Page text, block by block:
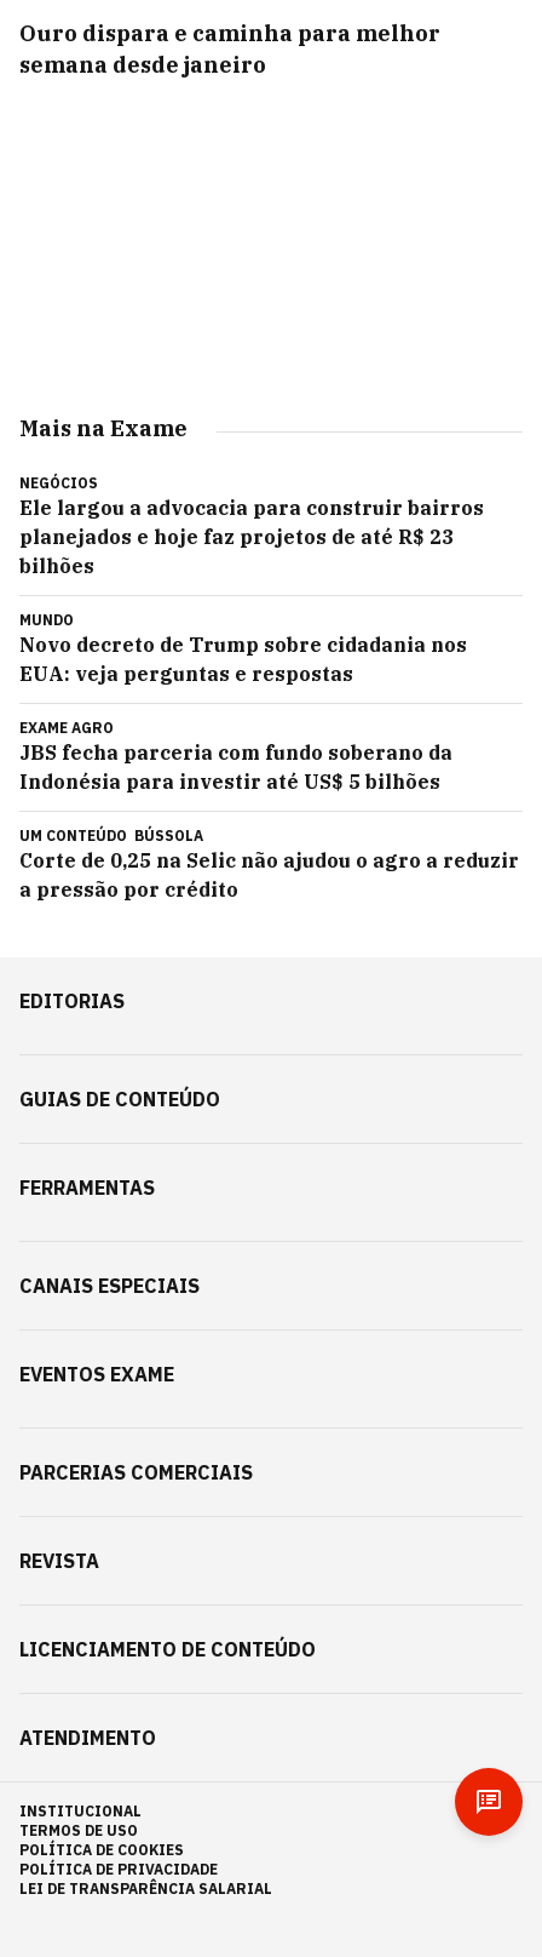
Ouro dispara e caminha para melhor
semana desde janeiro
Mais na Exame
NEGÓCIOS
Ele largou a advocacia para construir bairros
planejados e hoje faz projetos de até R$ 23
bilhões
MUNDO
Novo decreto de Trump sobre cidadania nos
EUA: veja perguntas e respostas
EXAME AGRO
JBS fecha parceria com fundo soberano da
Indonésia para investir até US$ 5 bilhões
UM CONTEÚDO BÚSSOLA
Corte de 0,25 na Selic não ajudou o agro a reduzir
a pressão por crédito
EDITORIAS
GUIAS DE CONTEÚDO
FERRAMENTAS
CANAIS ESPECIAIS
EVENTOS EXAME
PARCERIAS COMERCIAIS
REVISTA
LICENCIAMENTO DE CONTEÚDO
ATENDIMENTO
INSTITUCIONAL
TERMOS DE USO
POLÍTICA DE COOKIES
POLÍTICA DE PRIVACIDADE
LEI DE TRANSPARÊNCIA SALARIAL